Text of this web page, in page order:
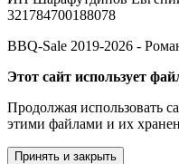
321784700188078
BBQ-Sale 2019-2026 -
Этот сайт использует
Продолжая использовать
этими файлами и их
Принять и закрыть